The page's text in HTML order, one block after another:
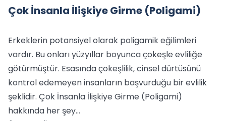
Çok İnsanla İlişkiye Girme (Poligami)
Erkeklerin potansiyel olarak poligamik eğilimleri
vardır. Bu onları yüzyıllar boyunca çokeşle evliliğe
götürmüştür. Esasında çokeşlilik, cinsel dürtüsünü
kontrol edemeyen insanların başvurduğu bir evlilik
şeklidir. Çok İnsanla İlişkiye Girme (Poligami)
hakkında her şey...